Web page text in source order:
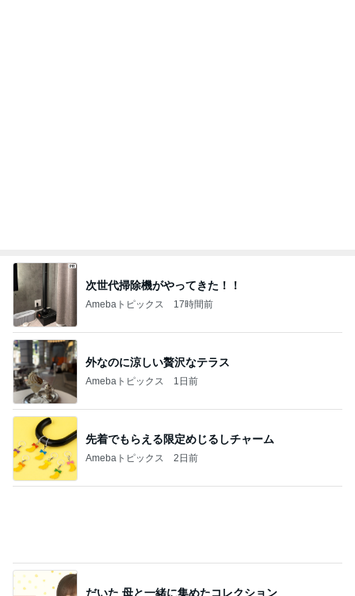
優しくするより塩を刷り込む夫
Amebaトピックス